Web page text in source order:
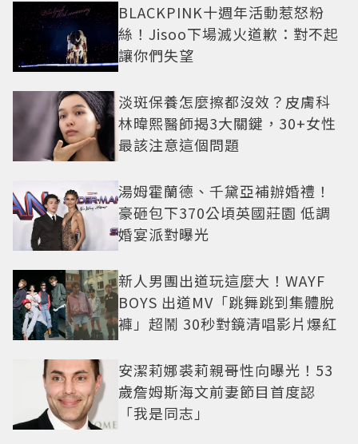
BLACKPINK十週年活動惹怒粉
絲！Jisoo下場滅火道歉：對不起
讓你們失望
淡斑保養怎麼擦都沒效？皮膚科
林暐熙醫師揭3大關鍵，30+女性
最該注意這個問題
湯姆霍蘭德、千黛亞補辦婚禮！
豪砸包下370公頃英國莊園 低調
婚宴派對曝光
新人男團出道玩這麼大！WAYF
BOYS 出道MV「跳舞跳到集體脫
褲」超鬧 30秒對鏡清唱影片爆紅
安潔莉娜裘莉親哥性向曝光！53
歲詹姆斯海文前妻節目首度認
「我是同志」